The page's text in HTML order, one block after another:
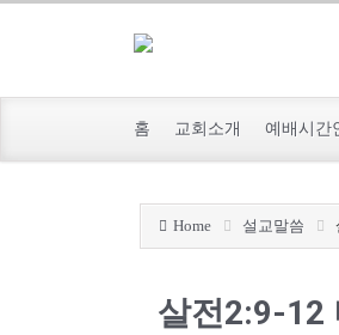
홈 교회소개 예배시간
Home 설교말씀
살전2:9-12